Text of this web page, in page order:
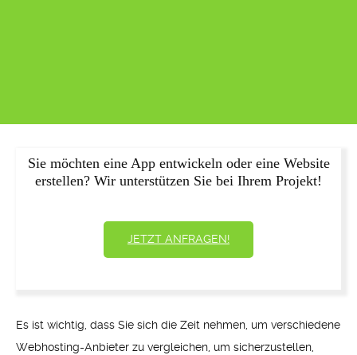
Sie möchten eine App entwickeln oder eine Website
erstellen? Wir unterstützen Sie bei Ihrem Projekt!
JETZT ANFRAGEN!
Es ist wichtig, dass Sie sich die Zeit nehmen, um verschiedene
Webhosting-Anbieter zu vergleichen, um sicherzustellen,